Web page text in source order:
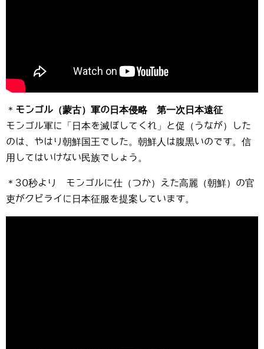
＊ モンゴル（蒙古）軍の日本侵略 第一次日本遠征
モンゴル軍に「日本を滅ぼしてくれ」と促（うなが）した
のは、やはり朝鮮国王でした。朝鮮人は腹黒いのです。信
用してはいけない民族でしょう。
＊30秒より モンゴルに仕（つか）えた高麗（朝鮮）の官
吏がクビライに日本征服を提案しています。